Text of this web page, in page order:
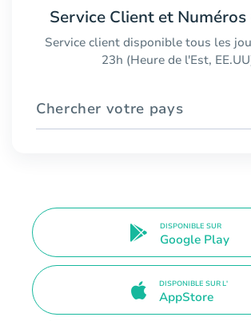
Service Client et Numéros
Service client disponible tous les
23h (Heure de l'Est,
Chercher votre pays
DISPONIBLE SUR
Google Play
DISPONIBLE SUR L'
AppStore